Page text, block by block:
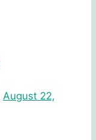
August 22,